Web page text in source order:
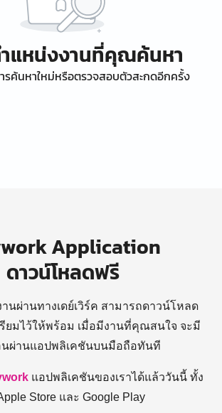
แหน่งงานที่คุณค้นหา
รค้นหาใหม่หรือตรวจสอบตัวสะกดอีกครั้ง
Application
ดาวน์โหลดฟรี
นผ่านทางเดย์เวิร์ค สามารถดาวน์โหลด
ยมไว้ให้พร้อม เมื่อมีงานที่คุณสนใจ จะมี
นผ่านแอปพลิเคชันบนมือถือทันที
แอปพลิเคชันของเราได้แล้ววันนี้ ทั้ง
Store และ Google Play